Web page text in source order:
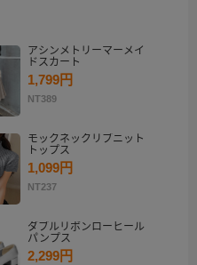
アシンメトリーマーメイ
ドスカート
1,799円
NT389
モックネックリブニット
トップス
1,099円
NT237
ダブルリボンローヒール
パンプス
2,299円